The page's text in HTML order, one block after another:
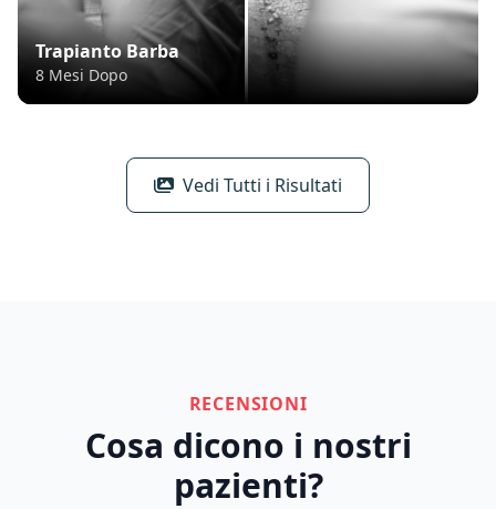
Trapianto Barba
8 Mesi Dopo
Vedi Tutti i Risultati
RECENSIONI
Cosa dicono i nostri
pazienti?